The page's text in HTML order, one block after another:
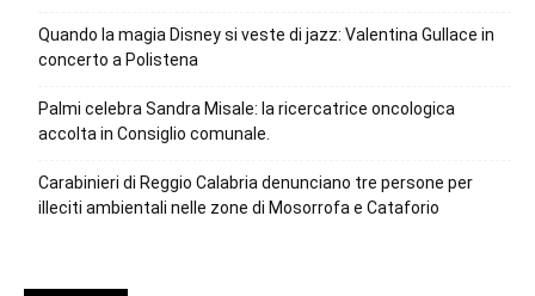
Quando la magia Disney si veste di jazz: Valentina Gullace in
concerto a Polistena
Palmi celebra Sandra Misale: la ricercatrice oncologica
accolta in Consiglio comunale.
Carabinieri di Reggio Calabria denunciano tre persone per
illeciti ambientali nelle zone di Mosorrofa e Cataforio